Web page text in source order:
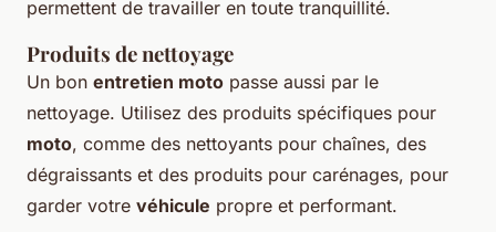
permettent de travailler en toute tranquillité.
Produits de nettoyage
Un bon entretien moto passe aussi par le
nettoyage. Utilisez des produits spécifiques pour
moto, comme des nettoyants pour chaînes, des
dégraissants et des produits pour carénages, pour
garder votre véhicule propre et performant.